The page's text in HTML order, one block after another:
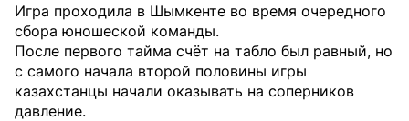
Игра проходила в Шымкенте во время очередного
сбора юношеской команды.
После первого тайма счёт на табло был равный, но
с самого начала второй половины игры
казахстанцы начали оказывать на соперников
давление.